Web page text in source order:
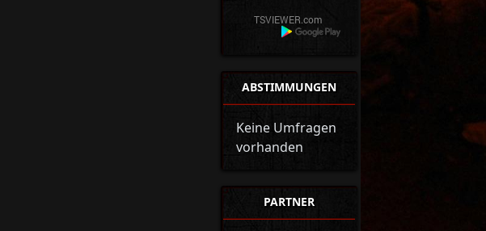
ABSTIMMUNGEN
Keine Umfragen
vorhanden
PARTNER